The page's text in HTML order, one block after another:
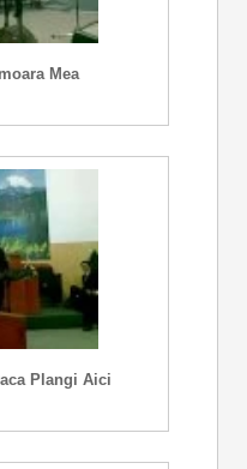
Mea
Plangi Aici